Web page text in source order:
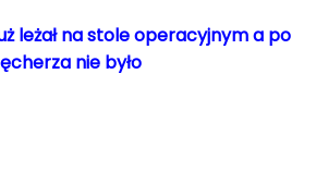
leżał na stole operacyjnym a po
nie było